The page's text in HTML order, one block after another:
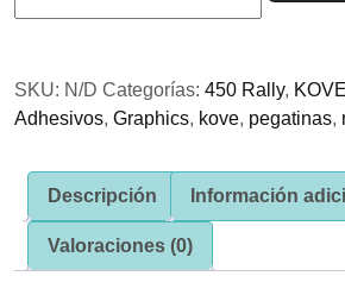
€109.00
€159.00
Rally
Azul
SKU: N/D Categorías: 450 Rally, KOVE
Adhesivos, Graphics, kove, pegatinas,
Descripción Información
Valoraciones (0)
Estadísticas
Para que
mejorar la
funcionalidad
de la web, en
base a cómo